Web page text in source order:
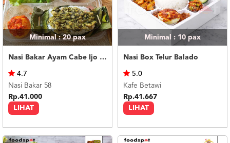
Minimal : 20pax
Nasi Bakar Ayam Cabe Ijo + Telor Balado
LIHAT
4.7
Nasi Bakar 58
Rp.41.000
Minimal : 10pax
Nasi Box Telur Balado
LIHAT
5.0
Kafe Betawi
Rp.41.667